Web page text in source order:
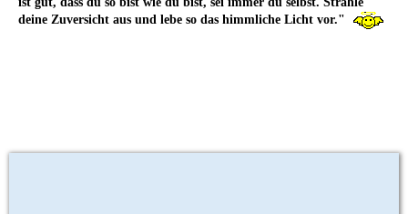
deine Zuversicht aus und lebe so das himmliche Licht vor."